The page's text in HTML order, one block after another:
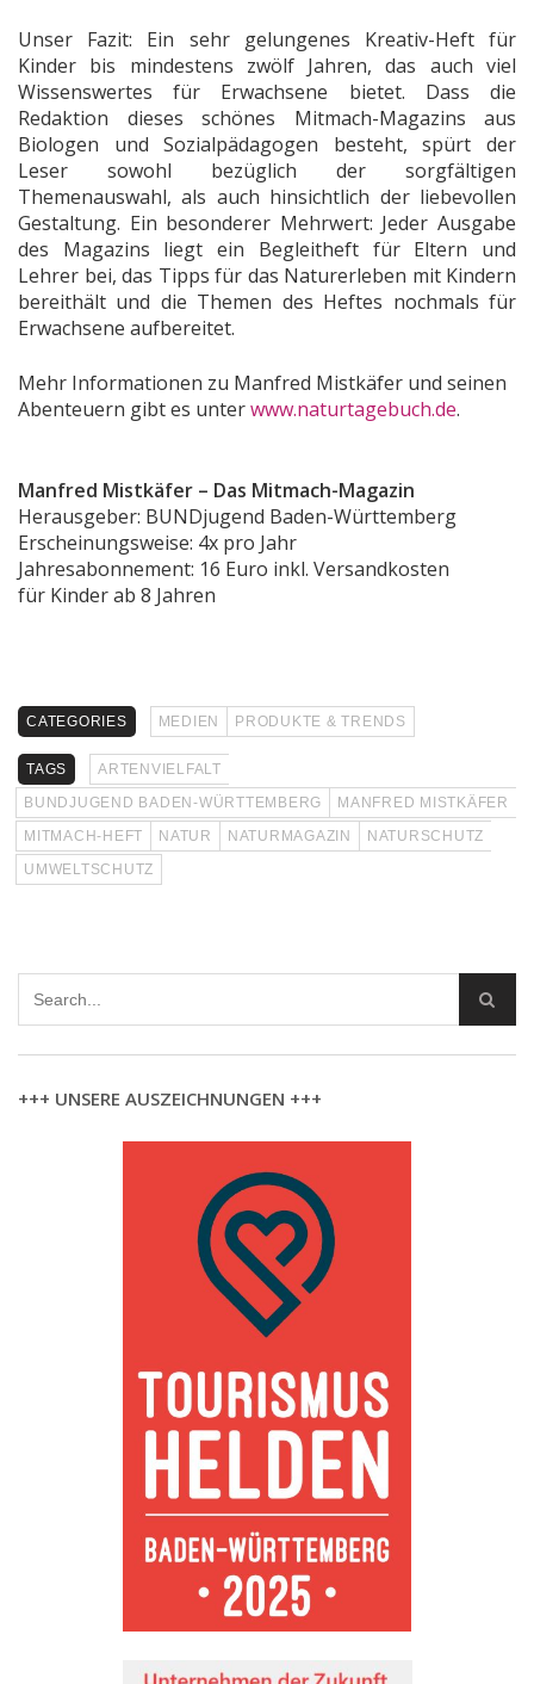
Unser Fazit: Ein sehr gelungenes Kreativ-Heft für
Kinder bis mindestens zwölf Jahren, das auch viel
Wissenswertes für Erwachsene bietet. Dass die
Redaktion dieses schönes Mitmach-Magazins aus
Biologen und Sozialpädagogen besteht, spürt der
Leser sowohl bezüglich der sorgfältigen
Themenauswahl, als auch hinsichtlich der liebevollen
Gestaltung. Ein besonderer Mehrwert: Jeder Ausgabe
des Magazins liegt ein Begleitheft für Eltern und
Lehrer bei, das Tipps für das Naturerleben mit Kindern
bereithält und die Themen des Heftes nochmals für
Erwachsene aufbereitet.
Mehr Informationen zu Manfred Mistkäfer und seinen
Abenteuern gibt es unterwww.naturtagebuch.de.
Manfred Mistkäfer – Das Mitmach-Magazin
Herausgeber: BUNDjugend Baden-Württemberg
Erscheinungsweise: 4x pro Jahr
Jahresabonnement: 16 Euro inkl. Versandkosten
für Kinder ab 8 Jahren
CATEGORIES MEDIEN PRODUKTE & TRENDS
TAGS
ARTENVIELFALT
BUNDJUGEND BADEN-WÜRTTEMBERG
MANFRED MISTKÄFER
MITMACH-HEFT
NATUR NATURMAGAZIN
NATURSCHUTZ
UMWELTSCHUTZ
+++ UNSERE AUSZEICHNUNGEN +++